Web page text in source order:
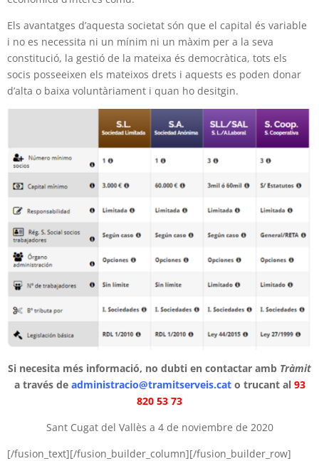
Els avantatges d’aquesta societat són que el capital és variable
i no es necessita ni un mínim ni un màxim per a la seva
constitució, la gestió de la mateixa és democràtica, tots els
socis posseeixen els mateixos drets i aquests es poden donar
d’alta o baixa voluntàriament i quan ho desitgin.
Si necesita més informació, no dubti en contactar amb Tràmit
a través de administracio@tramitserveis.cato trucant al93
820 53 73
Sant Cugat del Vallès a 4 de noviembre de 2020
[/fusion_text][/fusion_builder_column][/fusion_builder_row]